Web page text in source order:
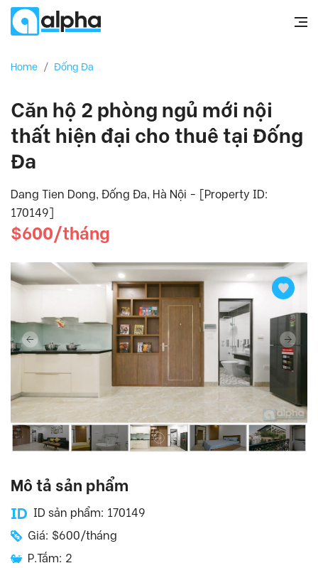
Home / Đống Đa
Căn hộ 2 phòng ngủ mới nội
thất hiện đại cho thuê tại Đống
Đa
Dang Tien Dong, Đống Đa, Hà Nội - [Property ID:
170149]
$600/tháng
Mô tả sản phẩm
ID sản phẩm: 170149
Giá: $600/tháng
P.Tắm: 2